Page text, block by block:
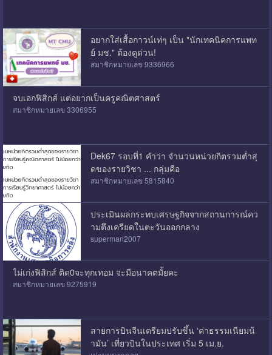
อยากใส่เสื้อกาวน์เท่ๆ เป็น "นักเทคนิคการแพท
ย์ มช." ต้องดูด่วน!
สมาชิกหมายเลข 9336966
จบเอกฟิสิกส์ แต่อยากเป็นครูคณิตศาสตร์
สมาชิกหมายเลข 3306955
Dek67 รอบที่1 คำว่า จำนวนหน่วยกิตรวมต่ำสุ
ดของรายวิชา ... กลุ่มคือ
สมาชิกหมายเลข 5815840
ประเมินผลกระทบเศรษฐกิจจากสถานการณ์คว
ามตึงเครียดในตะวันออกกลาง
superman2007
ไม่เก่งฟิสิกส์ ติด0จะทุกเทอม จะมีอนาคตมั้ยคะ
สมาชิกหมายเลข 9275919
สายการบินจีนเตรียมปรับขึ้น ‘ค่าธรรมเนียมน้
ำมัน’ เที่ยวบินในประเทศ เริ่ม 5 เม.ย.